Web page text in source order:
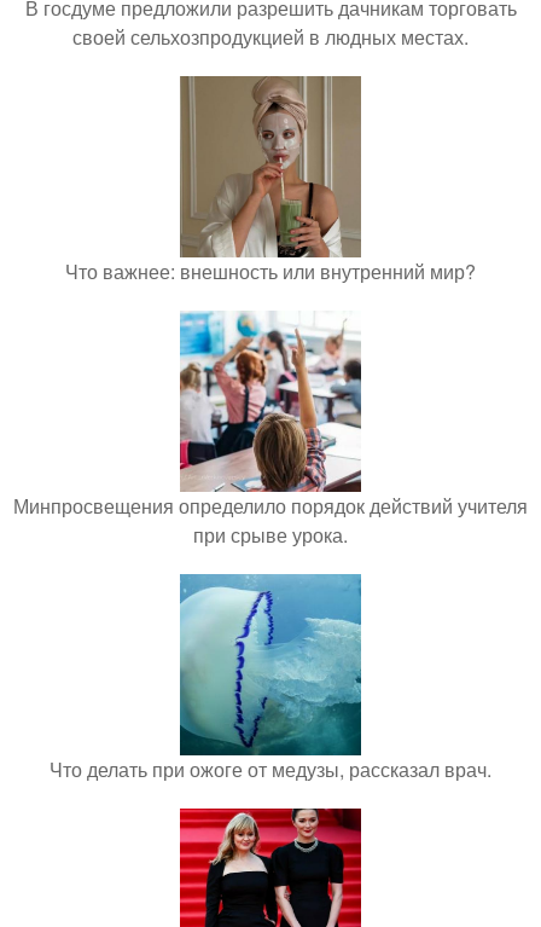
В госдуме предложили разрешить дачникам торговать
своей сельхозпродукцией в людных местах.
Что важнее: внешность или внутренний мир?
Минпросвещения определило порядок действий учителя
при срыве урока.
Что делать при ожоге от медузы, рассказал врач.